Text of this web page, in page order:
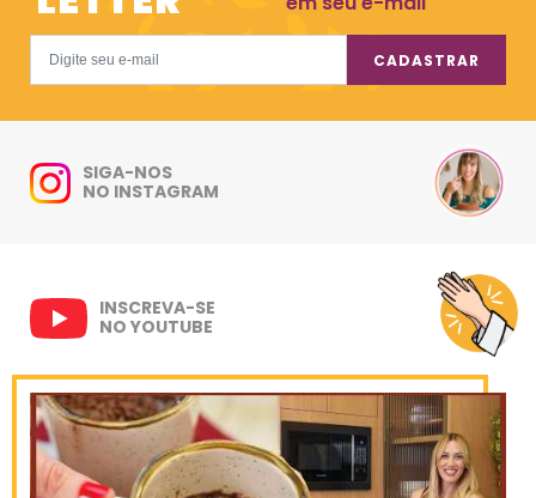
CADASTRAR
SIGA-NOS
NO INSTAGRAM
INSCREVA-SE
NO YOUTUBE